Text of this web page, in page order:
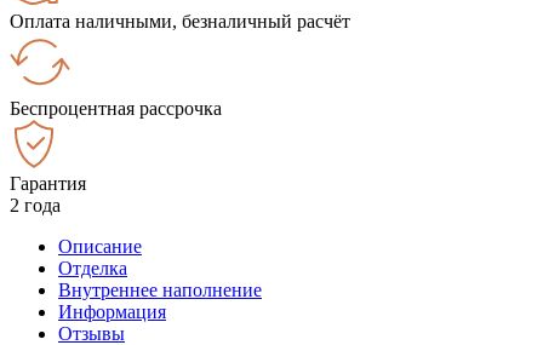
Оплата наличными, безналичный расчёт
Беспроцентная рассрочка
Гарантия
2 года
Описание
Отделка
Внутреннее наполнение
Информация
Отзывы